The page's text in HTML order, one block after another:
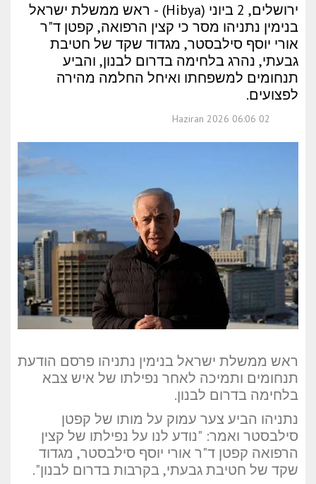
ירושלים, 2 ביוני (Hibya) - ראש ממשלת ישראל
בנימין נתניהו מסר כי קצין הרפואה, קפטן ד"ר
אורי יוסף סילבסטר, מגדוד שקד של חטיבת
גבעתי, נהרג בלחימה בדרום לבנון, והביע
תנחומים למשפחתו ואיחל החלמה מהירה
לפצועים.
02 Haziran 2026 06:06
ראש ממשלת ישראל בנימין נתניהו פרסם הודעת
תנחומים ותמיכה לאחר נפילתו של איש צבא
בלחימה בדרום לבנון.
נתניהו הביע צער עמוק על מותו של קפטן
סילבסטר ואמר: "נודע לנו על נפילתו של קצין
הרפואה קפטן ד"ר אורי יוסף סילבסטר, מגדוד
שקד של חטיבת גבעתי, בקרבות בדרום לבנון".